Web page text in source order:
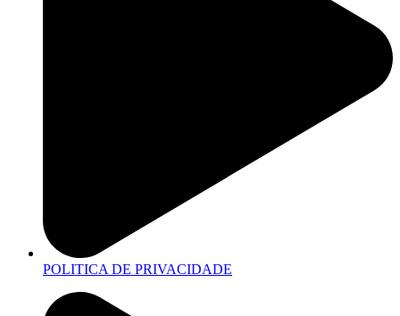
POLITICA DE PRIVACIDADE